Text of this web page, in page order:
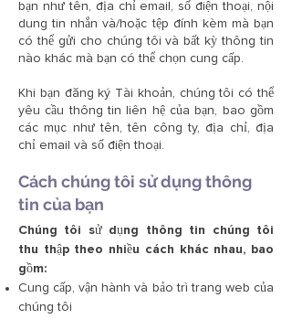
bạn như tên, địa chỉ email, số điện thoại, nội
dung tin nhắn và/hoặc tệp đính kèm mà bạn
có thể gửi cho chúng tôi và bất kỳ thông tin
nào khác mà bạn có thể chọn cung cấp.
Khi bạn đăng ký Tài khoản, chúng tôi có thể
yêu cầu thông tin liên hệ của bạn, bao gồm
các mục như tên, tên công ty, địa chỉ, địa
chỉ email và số điện thoại.
Cách chúng tôi sử dụng thông
tin của bạn
Chúng tôi sử dụng thông tin chúng tôi
thu thập theo nhiều cách khác nhau, bao
gồm:
Cung cấp, vận hành và bảo trì trang web của
chúng tôi